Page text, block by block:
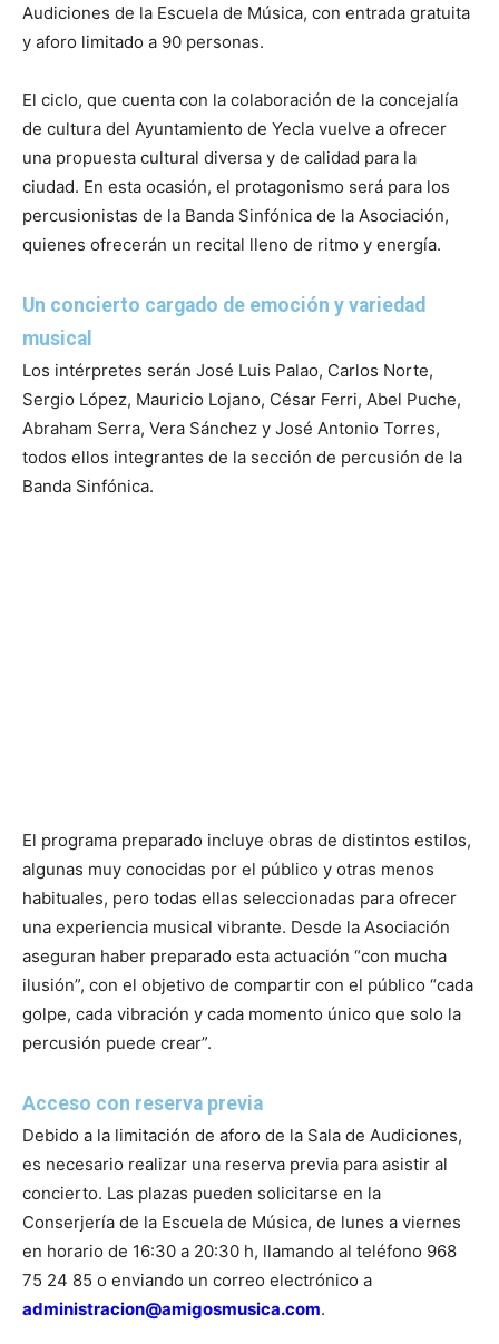
Audiciones de la Escuela de Música, con entrada gratuita
y aforo limitado a 90 personas.
El ciclo, que cuenta con la colaboración de la concejalía
de cultura del Ayuntamiento de Yecla vuelve a ofrecer
una propuesta cultural diversa y de calidad para la
ciudad. En esta ocasión, el protagonismo será para los
percusionistas de la Banda Sinfónica de la Asociación,
quienes ofrecerán un recital lleno de ritmo y energía.
Un concierto cargado de emoción y variedad
musical
Los intérpretes serán José Luis Palao, Carlos Norte,
Sergio López, Mauricio Lojano, César Ferri, Abel Puche,
Abraham Serra, Vera Sánchez y José Antonio Torres,
todos ellos integrantes de la sección de percusión de la
Banda Sinfónica.
El programa preparado incluye obras de distintos estilos,
algunas muy conocidas por el público y otras menos
habituales, pero todas ellas seleccionadas para ofrecer
una experiencia musical vibrante. Desde la Asociación
aseguran haber preparado esta actuación “con mucha
ilusión”, con el objetivo de compartir con el público “cada
golpe, cada vibración y cada momento único que solo la
percusión puede crear”.
Acceso con reserva previa
Debido a la limitación de aforo de la Sala de Audiciones,
es necesario realizar una reserva previa para asistir al
concierto. Las plazas pueden solicitarse en la
Conserjería de la Escuela de Música, de lunes a viernes
en horario de 16:30 a 20:30 h, llamando al teléfono 968
75 24 85 o enviando un correo electrónico a
administracion@amigosmusica.com.